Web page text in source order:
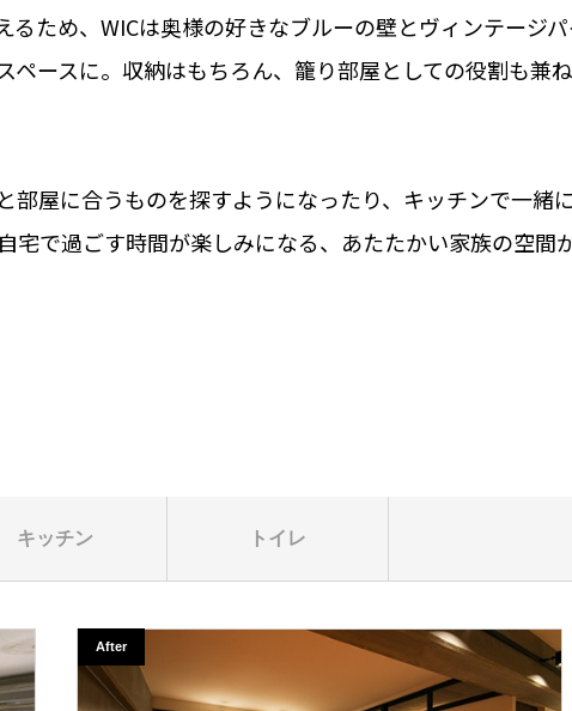
ため、WICは奥様の好きなブルーの壁とヴィンテージ
ースに。収納はもちろん、籠り部屋としての役割も兼
屋に合うものを探すようになったり、キッチンで一緒
で過ごす時間が楽しみになる、あたたかい家族の空間
キッチン トイレ